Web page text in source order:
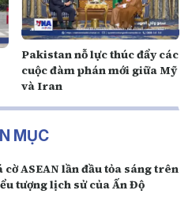
Pakistan nỗ lực thúc đẩy các
cuộc đàm phán mới giữa Mỹ
và Iran
MỤC
cờ ASEAN lần đầu tỏa sáng trên
tượng lịch sử của Ấn Độ